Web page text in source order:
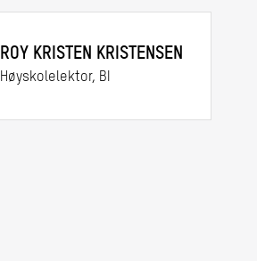
ROY KRISTEN KRISTENSEN
Høyskolelektor, BI